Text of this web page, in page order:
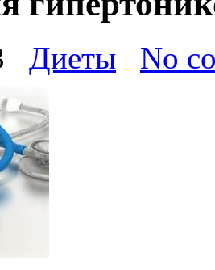
Диеты No